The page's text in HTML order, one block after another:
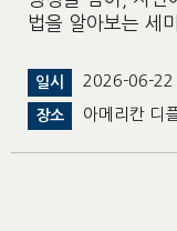
법을 알아보는 세
일시 2026-06-22
장소 아메리칸 디